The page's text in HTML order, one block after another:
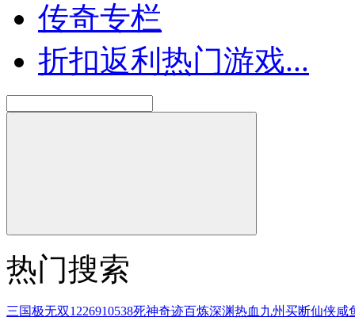
传奇专栏
折扣返利热门游戏...
热门搜索
三国极无双1226910538死神奇迹百炼深渊热血 九州买断仙侠咸